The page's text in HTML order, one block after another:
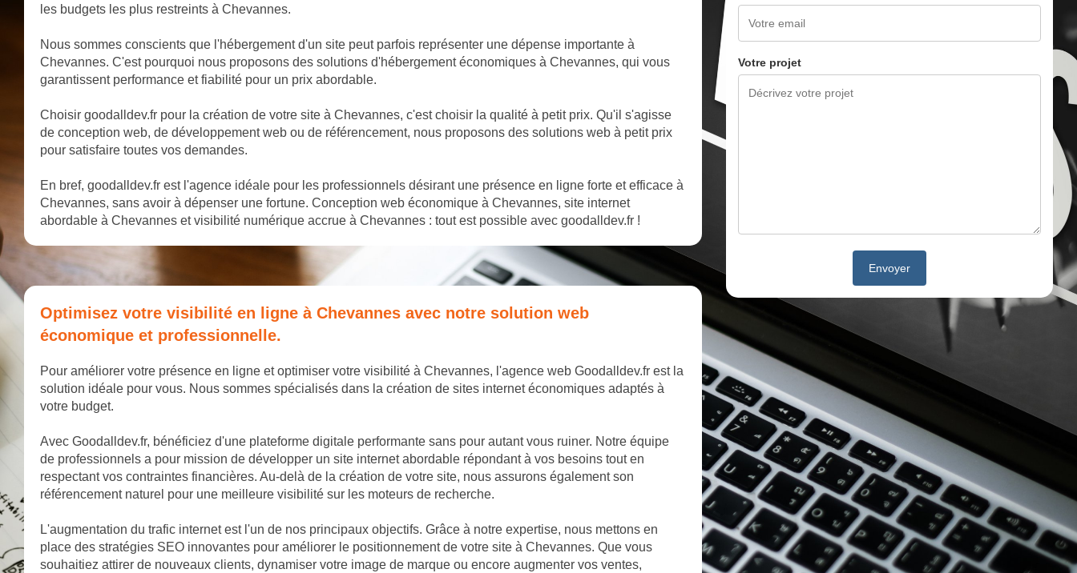
les budgets les plus restreints à Chevannes.
Nous sommes conscients que l'hébergement d'un site peut parfois représenter une dépense importante à
Chevannes. C'est pourquoi nous proposons des solutions d'hébergement économiques à Chevannes, qui vous
garantissent performance et fiabilité pour un prix abordable.
Choisir goodalldev.fr pour la création de votre site à Chevannes, c'est choisir la qualité à petit prix. Qu'il s'agisse
de conception web, de développement web ou de référencement, nous proposons des solutions web à petit prix
pour satisfaire toutes vos demandes.
En bref, goodalldev.fr est l'agence idéale pour les professionnels désirant une présence en ligne forte et efficace à
Chevannes, sans avoir à dépenser une fortune. Conception web économique à Chevannes, site internet
abordable à Chevannes et visibilité numérique accrue à Chevannes : tout est possible avec goodalldev.fr !
Optimisez votre visibilité en ligne à Chevannes avec notre solution web
économique et professionnelle.
Pour améliorer votre présence en ligne et optimiser votre visibilité à Chevannes, l'agence web Goodalldev.fr est la
solution idéale pour vous. Nous sommes spécialisés dans la création de sites internet économiques adaptés à
votre budget.
Avec Goodalldev.fr, bénéficiez d'une plateforme digitale performante sans pour autant vous ruiner. Notre équipe
de professionnels a pour mission de développer un site internet abordable répondant à vos besoins tout en
respectant vos contraintes financières. Au-delà de la création de votre site, nous assurons également son
référencement naturel pour une meilleure visibilité sur les moteurs de recherche.
L'augmentation du trafic internet est l'un de nos principaux objectifs. Grâce à notre expertise, nous mettons en
place des stratégies SEO innovantes pour améliorer le positionnement de votre site à Chevannes. Que vous
souhaitiez attirer de nouveaux clients, dynamiser votre image de marque ou encore augmenter vos ventes,
Votre projet